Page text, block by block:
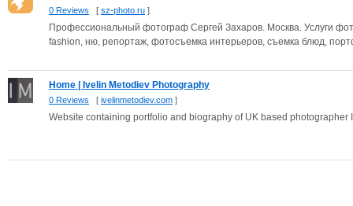
0 Reviews [ sz-photo.ru ]
Профессиональный фотограф Сергей Захаров. Москва. Услуги
fashion, ню, репортаж, фотосъемка интерьеров, съемка блюд,
Home | Ivelin Metodiev Photography
0 Reviews [ ivelinmetodiev.com ]
Website containing portfolio and biography of UK based photographer